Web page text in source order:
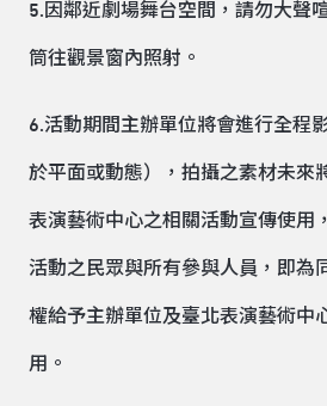
5.因鄰近劇場舞台空間，請勿大聲
筒往觀景窗內照射。
6.活動期間主辦單位將會進行全程
於平面或動態），拍攝之素材未來
表演藝術中心之相關活動宣傳使用
活動之民眾與所有參與人員，即為
權給予主辦單位及臺北表演藝術中
用。